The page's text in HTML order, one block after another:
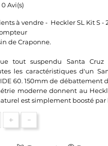
0 Avi(s)
à vendre - Heckler SL Kit S -
de Craponne.
tout suspendu Santa
les caractéristiques d'un
60. 150mm de débattement
moderne donnent au
est simplement boosté par
+ -